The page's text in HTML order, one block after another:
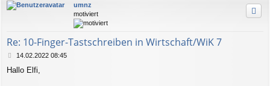
umnz
motiviert
Re: 10-Finger-Tastschreiben in Wirtschaft/WiK 7
B
i
14.02.2022 08:45
Hallo Elfi,